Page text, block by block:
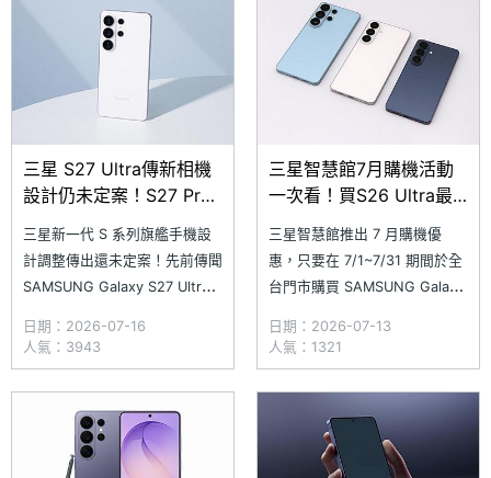
列將首度採用雙版本前鏡頭方
案，部分機型有望升級至全新的
1,60
三星 S27 Ultra傳新相機
設計仍未定案！S27 Pro
規格可能更接近S27
三星新一代 S 系列旗艦手機設
計調整傳出還未定案！先前傳聞
SAMSUNG Galaxy S27 Ultra
不過，最新消息卻顯示
SAMSUNG Galaxy S27 Ultra
設計方向與先前流傳資訊並不一
致，甚至有機會大致延續前代外
觀；此外，原先被認為與 Galax
日期：2026-07-16
人氣：3943
三星智慧館7月購機活動
一次看！買S26 Ultra最
高送7000元優惠金
三星智慧館推出 7 月購機優
惠，只要在 7/1~7/31 期間於全
台門市購買 SAMSUNG Galaxy
7,000 元優惠金；活動期間搭配
Samsung Finance+ 無卡分期，
並於指定門市購買 Galaxy 手
機，滿額最高可以現折 800
元。另外，7/
日期：2026-07-13
人氣：1321